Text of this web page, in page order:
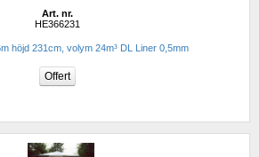
Art. nr.
HE366231
höjd 231cm, volym 24m³ DL Liner 0,5mm